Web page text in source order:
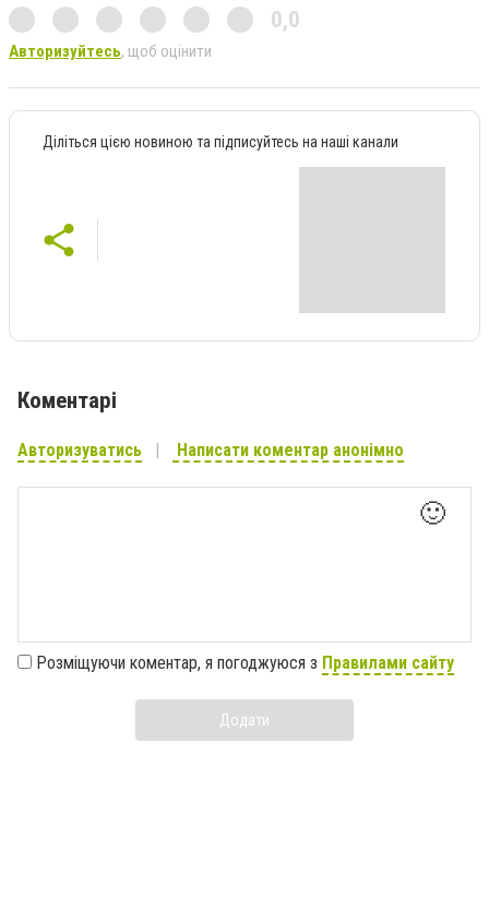
0,0
Авторизуйтесь, щоб оцінити
Діліться цією новиною та підписуйтесь на наші канали
Коментарі
Авторизуватись Написати коментар анонімно
🙂
Розміщуючи коментар, я погоджуюся з Правилами сайту
Додати